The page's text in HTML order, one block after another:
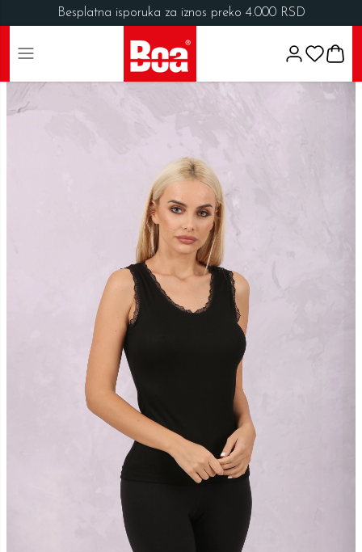
Besplatna isporuka za iznos preko 4.000 RSD